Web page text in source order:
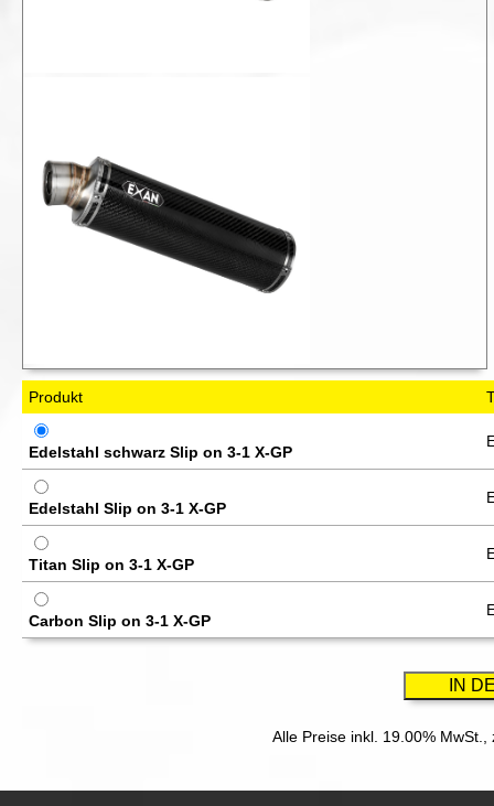
Produkt
Edelstahl schwarz Slip on 3-1 X-GP
Edelstahl Slip on 3-1 X-GP
Titan Slip on 3-1 X-GP
Carbon Slip on 3-1 X-GP
Alle Preise inkl. 19.00% MwSt.,